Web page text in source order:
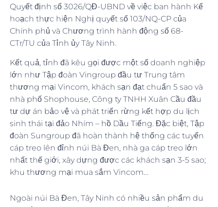
Quyết định số 3026/QĐ-UBND về việc ban hành Kế
hoạch thực hiện Nghị quyết số 103/NQ-CP của
Chính phủ và Chương trình hành động số 68-
CTr/TU của Tỉnh ủy Tây Ninh.
Kết quả, tỉnh đã kêu gọi được một số doanh nghiệp
lớn như Tập đoàn Vingroup đầu tư Trung tâm
thương mại Vincom, khách sạn đạt chuẩn 5 sao và
nhà phố Shophouse, Công ty TNHH Xuân Cầu đầu
tư dự án bảo vệ và phát triển rừng kết hợp du lịch
sinh thái tại đảo Nhím – hồ Dầu Tiếng. Đặc biệt, Tập
đoàn Sungroup đã hoàn thành hệ thống các tuyến
cáp treo lên đỉnh núi Bà Đen, nhà ga cáp treo lớn
nhất thế giới, xây dựng được các khách sạn 3-5 sao;
khu thương mại mua sắm Vincom…
Ngoài núi Bà Đen, Tây Ninh có nhiều sản phẩm du